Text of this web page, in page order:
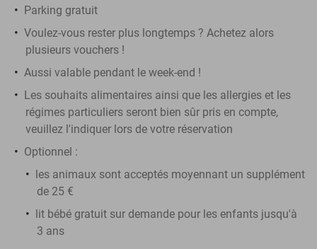
Parking gratuit
Voulez-vous rester plus longtemps ? Achetez alors
plusieurs vouchers !
Aussi valable pendant le week-end !
Les souhaits alimentaires ainsi que les allergies et les
régimes particuliers seront bien sûr pris en compte,
veuillez l'indiquer lors de votre réservation
Optionnel :
les animaux sont acceptés moyennant un supplément
de 25 €
lit bébé gratuit sur demande pour les enfants jusqu'à
3 ans